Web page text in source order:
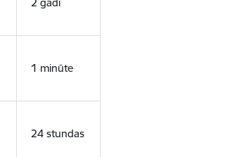
1 minūte
24 stundas